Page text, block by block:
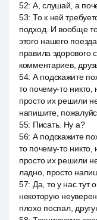
52: А, слушай, а
53: То к ней
подход. И вообще
этого нашего
правила здорового
комментариев,
54: А подскажите
то почему-то
просто их решили
напишите,
55: Писать. Ну а?
56: А подскажите
то почему-то
просто их решили
ладно, просто
57: Да, то у нас тут
некоторую
плохо поспал,